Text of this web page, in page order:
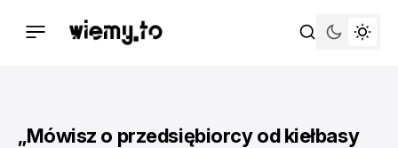
„Mówisz o przedsiębiorcy od kiełbasy